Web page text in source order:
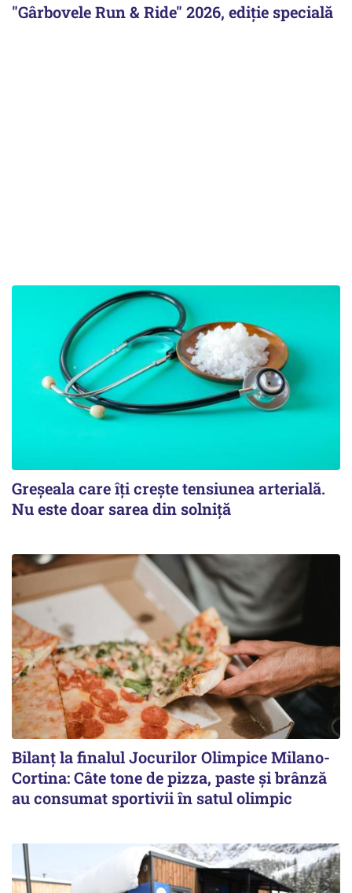
"Gârbovele Run & Ride" 2026, ediție specială
Greșeala care îți crește tensiunea arterială.
Nu este doar sarea din solniță
Bilanț la finalul Jocurilor Olimpice Milano-
Cortina: Câte tone de pizza, paste și brânză
au consumat sportivii în satul olimpic